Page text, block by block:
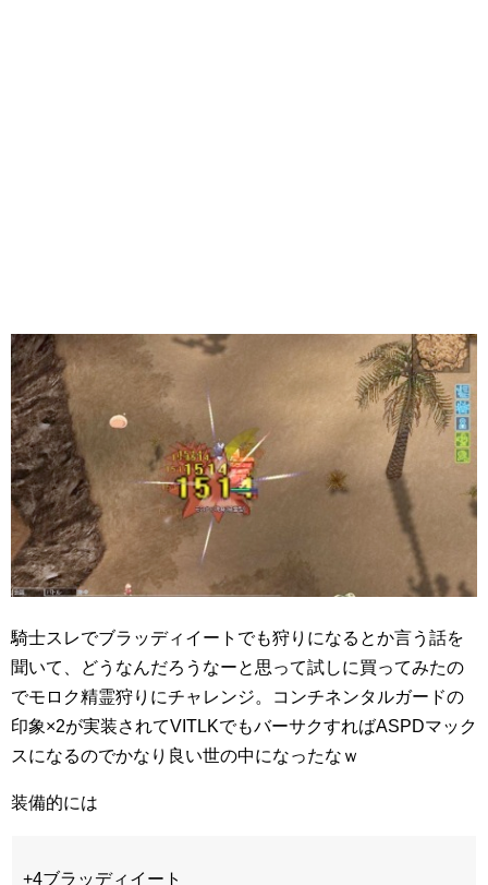
騎士スレでブラッディイートでも狩りになるとか言う話を
聞いて、どうなんだろうなーと思って試しに買ってみたの
でモロク精霊狩りにチャレンジ。コンチネンタルガードの
印象×2が実装されてVITLKでもバーサクすればASPDマック
スになるのでかなり良い世の中になったなｗ
装備的には
+4ブラッディイート